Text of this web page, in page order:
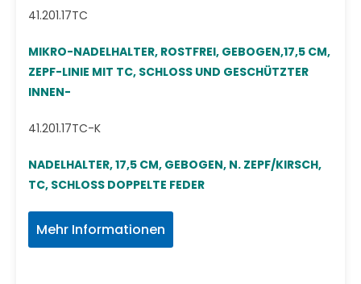
41.201.17TC
MIKRO-NADELHALTER, ROSTFREI, GEBOGEN,17,5 CM,
ZEPF-LINIE MIT TC, SCHLOSS UND GESCHÜTZTER
INNEN-
41.201.17TC-K
NADELHALTER, 17,5 CM, GEBOGEN, N. ZEPF/KIRSCH,
TC, SCHLOSS DOPPELTE FEDER
Mehr Informationen